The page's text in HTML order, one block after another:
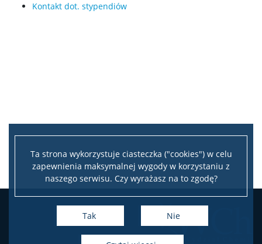
Ta strona wykorzystuje ciasteczka ("cookies") w celu
zapewnienia maksymalnej wygody w korzystaniu z
naszego serwisu. Czy wyrażasz na to zgodę?
Tak Nie
Koła naukowe
STUDENT STUDENTOWI
Kontakt dot. stypendiów